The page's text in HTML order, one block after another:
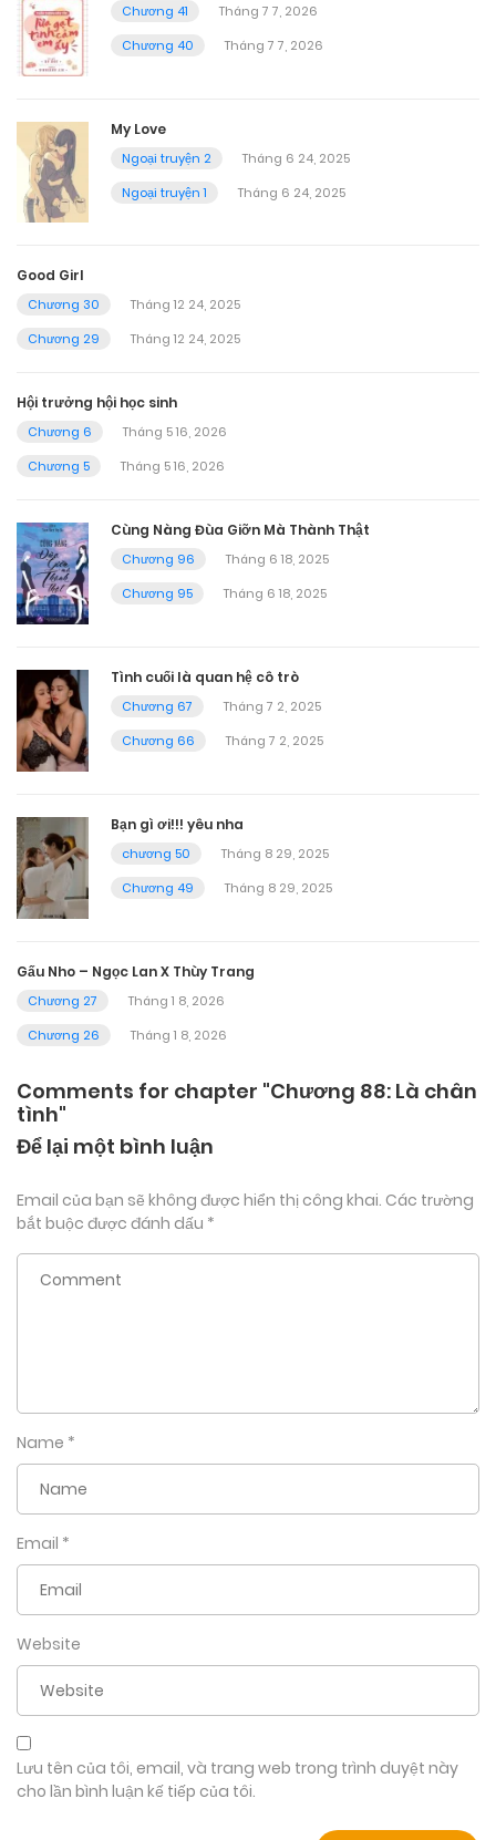
Chương 41
Tháng 7 7, 2026
Chương 40
Tháng 7 7, 2026
My Love
Ngoại truyện 2
Tháng 6 24, 2025
Ngoại truyện 1
Tháng 6 24, 2025
Good Girl
Chương 30
Tháng 12 24, 2025
Chương 29
Tháng 12 24, 2025
Hội trưởng hội học sinh
Chương 6
Tháng 5 16, 2026
Chương 5
Tháng 5 16, 2026
Cùng Nàng Đùa Giỡn Mà Thành Thật
Chương 96
Tháng 6 18, 2025
Chương 95
Tháng 6 18, 2025
Tình cuối là quan hệ cô trò
Chương 67
Tháng 7 2, 2025
Chương 66
Tháng 7 2, 2025
Bạn gì ơi!!! yêu nha
chương 50
Tháng 8 29, 2025
Chương 49
Tháng 8 29, 2025
Gấu Nho – Ngọc Lan X Thùy Trang
Chương 27
Tháng 1 8, 2026
Chương 26
Tháng 1 8, 2026
Comments for chapter "Chương 88: Là chân
tình"
Để lại một bình luận
Email của bạn sẽ không được hiển thị công khai. Các trường
bắt buộc được đánh dấu *
Name *
Email *
Website
Lưu tên của tôi, email, và trang web trong trình duyệt này
cho lần bình luận kế tiếp của tôi.